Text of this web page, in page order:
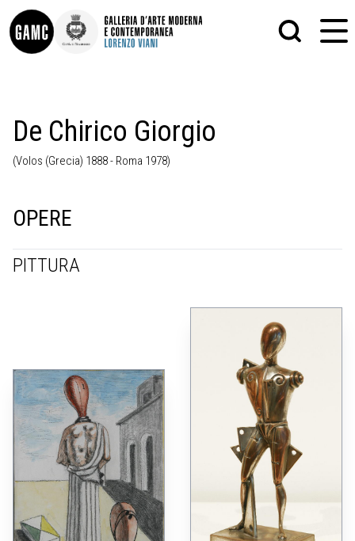
CONTATTI
DIDATTICA
SHOP
GLI AUTORI
LORENZO VIANI
MOSTRE
EVENTI
PITTURA
SCULTURA
De Chirico Giorgio
(Volos (Grecia) 1888 - Roma 1978)
OPERE
PITTURA